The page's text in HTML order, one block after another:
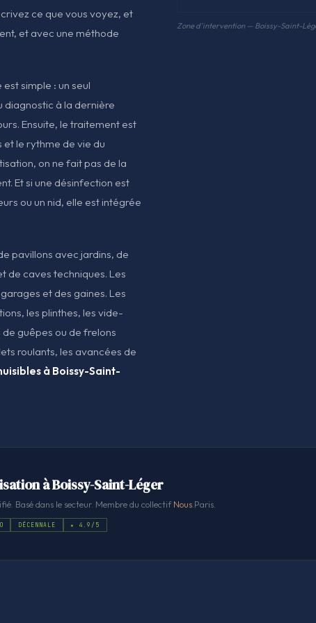
ce que vous voyez, et
et avec une méthode
simple : un seul
diagnostic à la dernière
Ensuite, le traitement est
et le rythme de vie du
on ne fait pas de la
Et si une désinfection est
ou un nid, elle est intégrée
pavillons avec jardins, de
de caves techniques. Les
et des gaines. Les
les plinthes, les vide-
de guêpes ou de frelons
roulants, les avancées de
à Boissy-Saint-
Zone d'intervention — Boissy-Saint-
à Boissy-Saint-Léger
Basé dans le secteur. Membre du collectifNous.Paris.
DÉCENNALE ★ 4.9/5